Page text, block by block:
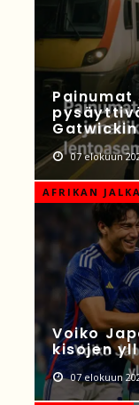
07 elokuun
AFRIKAN
Voiko
kisojen
07 elokuun